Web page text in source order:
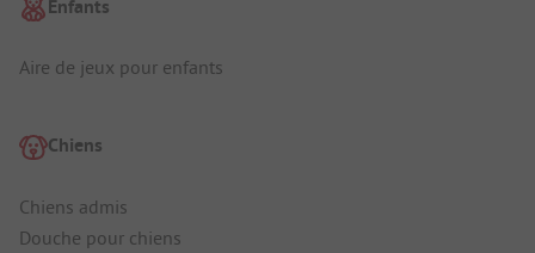
Enfants
Aire de jeux pour enfants
Chiens
Chiens admis
Douche pour chiens